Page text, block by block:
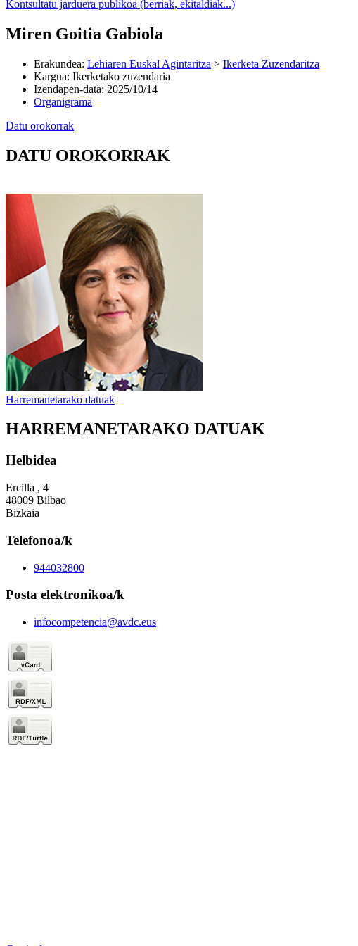
Kontsultatu jarduera publikoa (berriak, ekitaldiak...)
Miren Goitia Gabiola
Erakundea: Lehiaren Euskal Agintaritza > Ikerketa Zuzendaritza
Kargua: Ikerketako zuzendaria
Izendapen-data: 2025/10/14
Organigrama
Datu orokorrak
DATU OROKORRAK
Harremanetarako datuak
HARREMANETARAKO DATUAK
Helbidea
Ercilla , 4
48009 Bilbao
Bizkaia
Telefonoa/k
944032800
Posta elektronikoa/k
infocompetencia@avdc.eus